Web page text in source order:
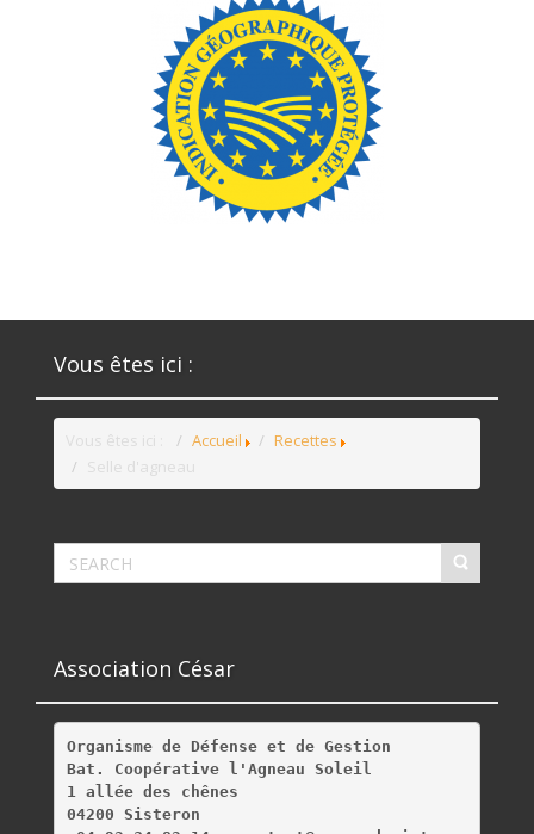
Vous êtes ici :
Vous êtes ici : Accueil
Recettes
Selle d'agneau
Association César
Organisme de Défense et de Gestion
Bat. Coopérative l'Agneau Soleil
1 allée des chênes
04200 Sisteron